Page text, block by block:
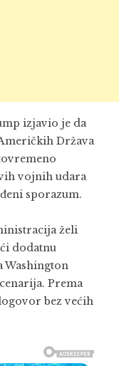
izjavio je da
Država
vojnih udara
sporazum.
želi
dodatnu
Washington
Prema
bez većih